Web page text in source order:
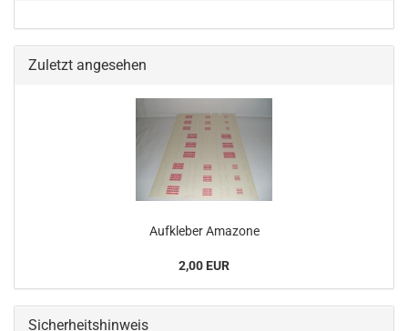
Zuletzt angesehen
Aufkleber Amazone
2,00 EUR
Sicherheitshinweis